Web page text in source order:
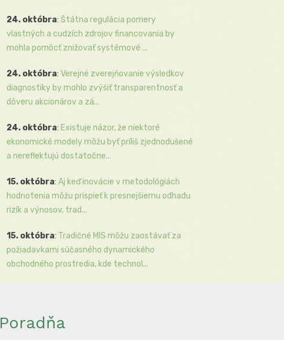
24. októbra: Štátna regulácia pomery
vlastných a cudzích zdrojov financovania by
mohla pomôcť znižovať systémové ...
24. októbra: Verejné zverejňovanie výsledkov
diagnostiky by mohlo zvýšiť transparentnosť a
dôveru akcionárov a zá...
24. októbra: Existuje názor, že niektoré
ekonomické modely môžu byť príliš zjednodušené
a nereflektujú dostatočne...
15. októbra: Aj keď inovácie v metodológiách
hodnotenia môžu prispieť k presnejšiemu odhadu
rizík a výnosov, trad...
15. októbra: Tradičné MIS môžu zaostávať za
požiadavkami súčasného dynamického
obchodného prostredia, kde technol...
Poradňa